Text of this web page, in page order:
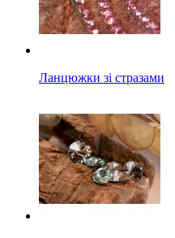
Ланцюжки зі стразами